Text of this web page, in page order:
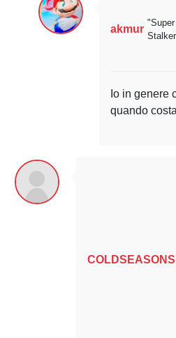
akmur
"Super
Io in genere
quando
COLDSEASONS